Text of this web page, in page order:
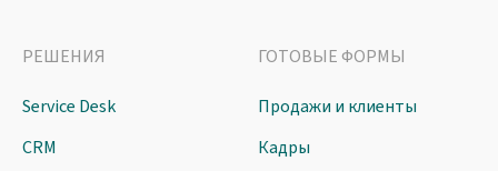
РЕШЕНИЯ
Service Desk
CRM
ГОТОВЫЕ ФОРМЫ
Продажи и клиенты
Кадры